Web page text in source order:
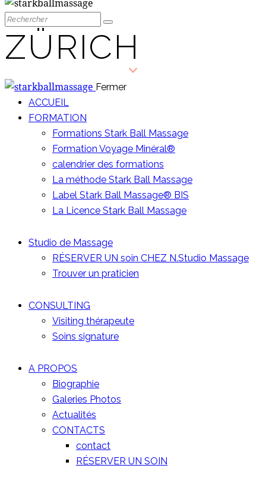
ZÜRICH
Fermer
ACCUEIL
FORMATION
Formations Stark Ball Massage
Formation Voyage Minéral®
calendrier des formations
La méthode Stark Ball Massage
Label Stark Ball Massage® BIS
La Licence Stark Ball Massage
Studio de Massage
RÉSERVER UN soin CHEZ N.Studio Massage
Trouver un praticien
CONSULTING
Visiting thérapeute
Soins signature
A PROPOS
Biographie
Galeries Photos
Actualités
CONTACTS
contact
RÉSERVER UN SOIN